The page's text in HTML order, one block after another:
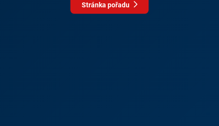
Stránka pořadu